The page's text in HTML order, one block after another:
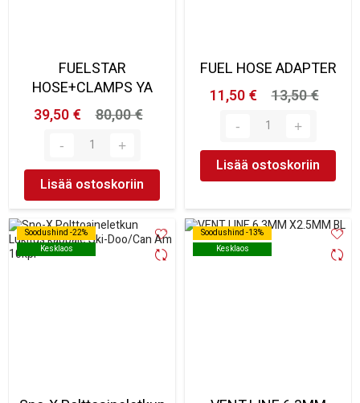
FUELSTAR
HOSE+CLAMPS YA
39,50 €
80,00 €
Lisää ostoskoriin
FUEL HOSE ADAPTER
11,50 €
13,50 €
Lisää ostoskoriin
Soodushind -22%
Kesklaos
Soodushind -22%
Kesklaos
Soodushind -13%
Kesklaos
Soodushind -13%
Kesklaos